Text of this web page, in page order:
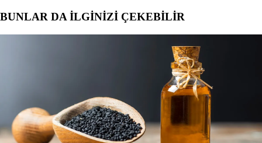
BUNLAR DA İLGİNİZİ ÇEKEBİLİR